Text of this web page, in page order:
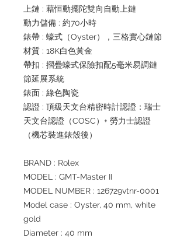
上鏈 : 藉恒動擺陀雙向自動上鏈
動力儲備 : 約70小時
錶帶 : 蠔式（Oyster），三格實心鏈節
材質 : 18K白色黃金
帶扣 : 摺疊蠔式保險扣配5毫米易調鏈
節延展系統
錶面 : 綠色陶瓷
認證 : 頂級天文台精密時計認證：瑞士
天文台認證（COSC）+ 勞力士認證
（機芯裝進錶殼後）
BRAND : Rolex
MODEL : GMT-Master II
MODEL NUMBER : 126729vtnr-0001
Model case : Oyster, 40 mm, white
gold
Diameter : 40 mm